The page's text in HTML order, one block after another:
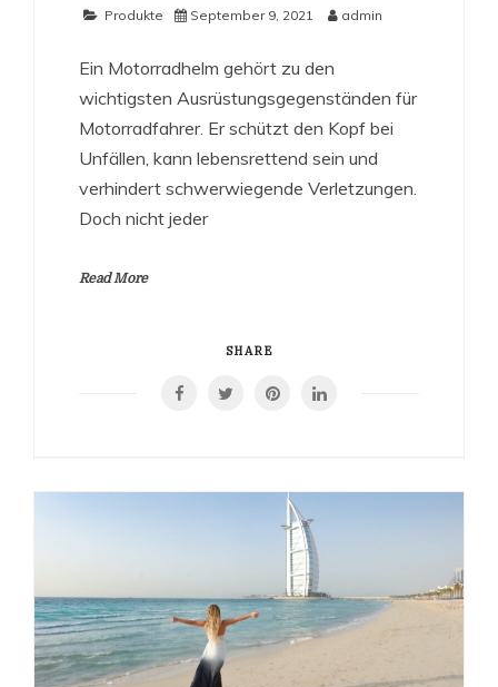
Produkte September 9, 2021 admin
Ein Motorradhelm gehört zu den
wichtigsten Ausrüstungsgegenständen für
Motorradfahrer. Er schützt den Kopf bei
Unfällen, kann lebensrettend sein und
verhindert schwerwiegende Verletzungen.
Doch nicht jeder
Read More
SHARE